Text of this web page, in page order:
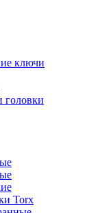
ключи
головки
Torx